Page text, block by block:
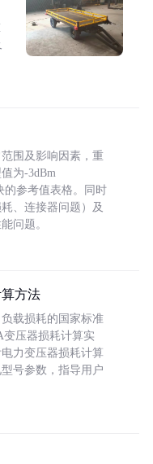
围及影响因素，重
为-3dBm
的参考值表格。同时
、连接器问题）及
问题。
方法
载损耗的国家标准
变压器损耗计算实
力变压器损耗计算
号参数，指导用户